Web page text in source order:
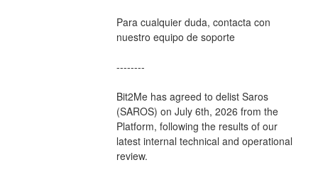
Para cualquier duda, contacta con
nuestro equipo de soporte
--------
Bit2Me has agreed to delist Saros
(SAROS) on July 6th, 2026 from the
Platform, following the results of our
latest internal technical and operational
review.